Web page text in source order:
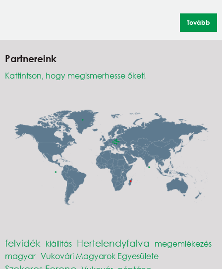
Tovább
Partnereink
Kattintson, hogy megismerhesse őket!
felvidék kiállítás Hertelendyfalva megemlékezés
magyar Vukovári Magyarok Egyesülete